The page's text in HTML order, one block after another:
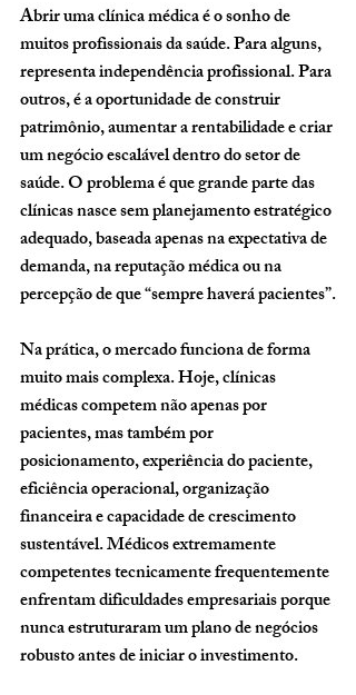
Abrir uma clínica médica é o sonho de
muitos profissionais da saúde. Para alguns,
representa independência profissional. Para
outros, é a oportunidade de construir
patrimônio, aumentar a rentabilidade e criar
um negócio escalável dentro do setor de
saúde. O problema é que grande parte das
clínicas nasce sem planejamento estratégico
adequado, baseada apenas na expectativa de
demanda, na reputação médica ou na
percepção de que “sempre haverá pacientes”.
Na prática, o mercado funciona de forma
muito mais complexa. Hoje, clínicas
médicas competem não apenas por
pacientes, mas também por
posicionamento, experiência do paciente,
eficiência operacional, organização
financeira e capacidade de crescimento
sustentável. Médicos extremamente
competentes tecnicamente frequentemente
enfrentam dificuldades empresariais porque
nunca estruturaram um plano de negócios
robusto antes de iniciar o investimento.